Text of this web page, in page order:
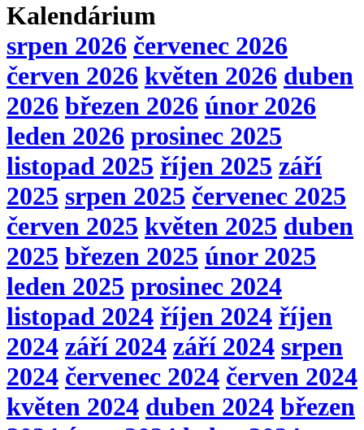
Kalendárium
srpen 2026 červenec 2026
červen 2026 květen 2026 duben
2026 březen 2026 únor 2026
leden 2026 prosinec 2025
listopad 2025 říjen 2025 září
2025 srpen 2025 červenec 2025
červen 2025 květen 2025 duben
2025 březen 2025 únor 2025
leden 2025 prosinec 2024
listopad 2024 říjen 2024 říjen
2024 září 2024 září 2024 srpen
2024 červenec 2024 červen 2024
květen 2024 duben 2024 březen